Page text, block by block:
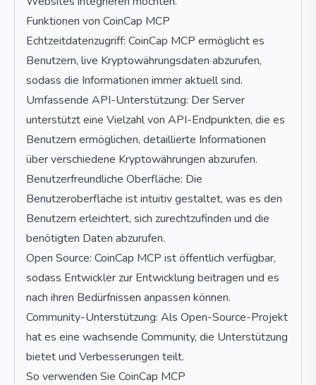
Funktionen von CoinCap MCP
Echtzeitdatenzugriff: CoinCap MCP ermöglicht es
Benutzern, live Kryptowährungsdaten abzurufen,
sodass die Informationen immer aktuell sind.
Umfassende API-Unterstützung: Der Server
unterstützt eine Vielzahl von API-Endpunkten, die es
Benutzern ermöglichen, detaillierte Informationen
über verschiedene Kryptowährungen abzurufen.
Benutzerfreundliche Oberfläche: Die
Benutzeroberfläche ist intuitiv gestaltet, was es den
Benutzern erleichtert, sich zurechtzufinden und die
benötigten Daten abzurufen.
Open Source: CoinCap MCP ist öffentlich verfügbar,
sodass Entwickler zur Entwicklung beitragen und es
nach ihren Bedürfnissen anpassen können.
Community-Unterstützung: Als Open-Source-Projekt
hat es eine wachsende Community, die Unterstützung
bietet und Verbesserungen teilt.
So verwenden Sie CoinCap MCP